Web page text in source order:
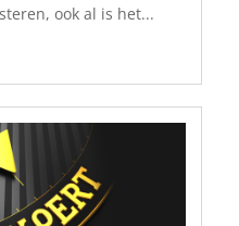
ook al is het...